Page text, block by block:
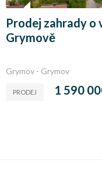
Prodej zahrady o
Grymově
Grymov - Grymov
PRODEJ 1 590